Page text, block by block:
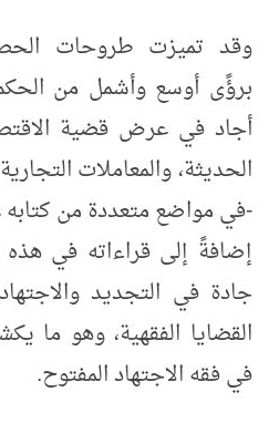
وقد تميزت طروحات
برؤًى أوسع وأشمل من
أجاد في عرض قضية
الحديثة، والمعاملات
-في مواضع متعددة من كتابه
إضافةً إلى قراءاته في
جادة في التجديد
القضايا الفقهية، وهو ما
في فقه الاجتهاد المفتوح.